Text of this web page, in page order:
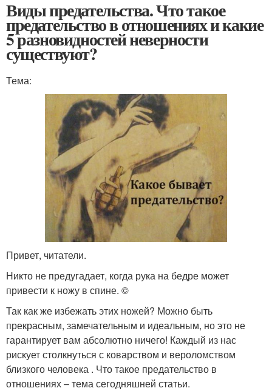
Виды предательства. Что такое
предательство в отношениях и какие
5 разновидностей неверности
существуют?
Тема:
Привет, читатели.
Никто не предугадает, когда рука на бедре может
привести к ножу в спине. ©
Так как же избежать этих ножей? Можно быть
прекрасным, замечательным и идеальным, но это не
гарантирует вам абсолютно ничего! Каждый из нас
рискует столкнуться с коварством и вероломством
близкого человека . Что такое предательство в
отношениях – тема сегодняшней статьи.